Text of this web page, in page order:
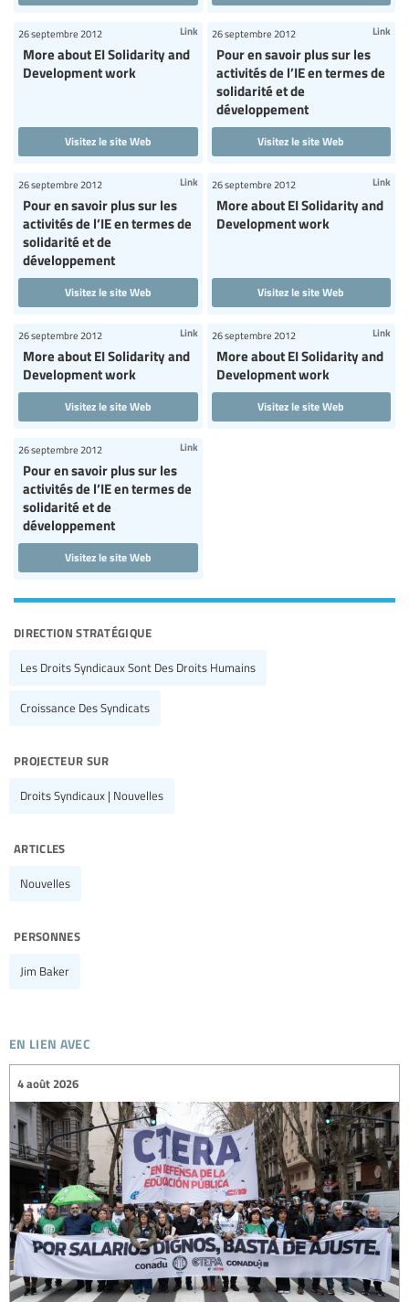
More about EI Solidarity and
Development work
26 septembre 2012 Link
Visitez le site Web
Pour en savoir plus sur les
activités de l’IE en termes de
solidarité et de
développement
26 septembre 2012 Link
Visitez le site Web
Pour en savoir plus sur les
activités de l’IE en termes de
solidarité et de
développement
26 septembre 2012 Link
Visitez le site Web
More about EI Solidarity and
Development work
26 septembre 2012 Link
Visitez le site Web
More about EI Solidarity and
Development work
26 septembre 2012 Link
Visitez le site Web
More about EI Solidarity and
Development work
26 septembre 2012 Link
Visitez le site Web
Pour en savoir plus sur les
activités de l’IE en termes de
solidarité et de
développement
26 septembre 2012 Link
Visitez le site Web
direction stratégique
Les Droits Syndicaux Sont Des Droits Humains
Croissance Des Syndicats
projecteur sur
Droits Syndicaux | Nouvelles
articles
Nouvelles
personnes
Jim Baker
en lien avec
4 août 2026